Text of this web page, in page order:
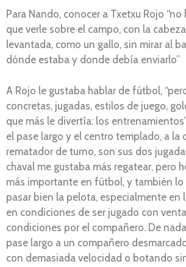
Para Nando, conocer a Txetxu Rojo
que verle sobre el campo, con la
levantada, como un gallo, sin mirar al
dónde estaba y donde debía enviarlo”
A Rojo le gustaba hablar de fútbol,
concretas, jugadas, estilos de juego,
que más le divertía: los
el pase largo y el centro templado, a la
rematador de turno, son sus dos
chaval me gustaba más regatear, pero
más importante en fútbol, y también lo
pasar bien la pelota, especialmente en
en condiciones de ser jugado con
condiciones por el compañero. De
pase largo a un compañero
con demasiada velocidad o botando